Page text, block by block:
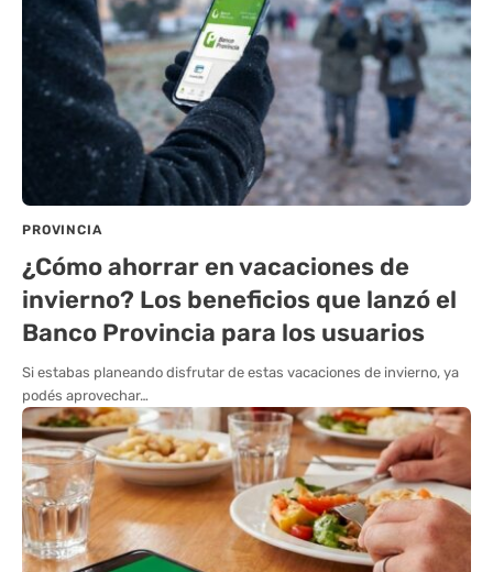
PROVINCIA
¿Cómo ahorrar en vacaciones de
invierno? Los beneficios que lanzó el
Banco Provincia para los usuarios
Si estabas planeando disfrutar de estas vacaciones de invierno, ya
podés aprovechar…